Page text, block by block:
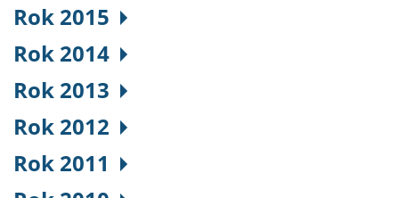
Rok 2015
Rok 2014
Rok 2013
Rok 2012
Rok 2011